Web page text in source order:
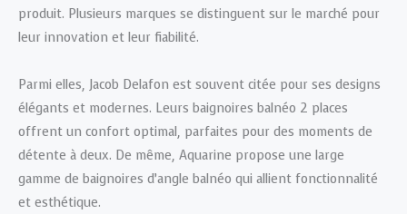
produit. Plusieurs marques se distinguent sur le marché pour
leur innovation et leur fiabilité.
Parmi elles, Jacob Delafon est souvent citée pour ses designs
élégants et modernes. Leurs baignoires balnéo 2 places
offrent un confort optimal, parfaites pour des moments de
détente à deux. De même, Aquarine propose une large
gamme de baignoires d’angle balnéo qui allient fonctionnalité
et esthétique.